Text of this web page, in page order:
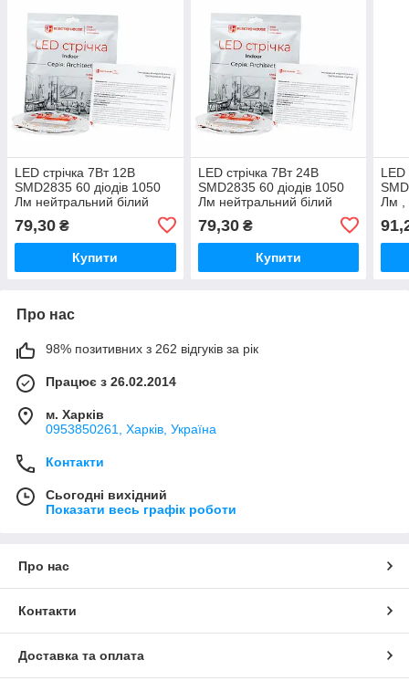
LED стрічка 7Вт 12В
SMD2835 60 діодів 1050
Лм нейтральний білий
гарантія 3 роки
79,30 ₴
Купити
LED стрічка 7Вт 24В
SMD2835 60 діодів 1050
Лм нейтральний білий
гарантія 3 роки
79,30₴
Купити
LED
Лм ,
by
Про нас
98% позитивних з 262 відгуків за рік
Працює з 26.02.2014
м. Харків
0953850261, Харків, Україна
Контакти
Сьогодні вихідний
Показати весь графік роботи
Про нас
Контакти
Доставка та оплата